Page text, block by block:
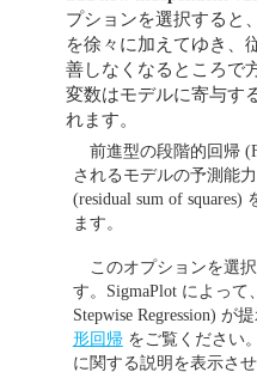
プションを選択すると
を徐々に加えてゆき、
善しなくなるところで
変数はモデルに寄与す
れます。
前進型の段階的回帰
されるモデルの予測能
(residual sum of
ます。
このオプションを選
す。SigmaPlot によっ
Stepwise Regression) が
形回帰をご覧ください
に関する説明を表示さ